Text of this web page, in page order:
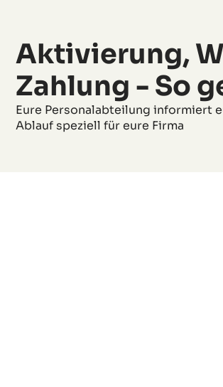
Aktivierung,
Zahlung - So
Eure Personalabteilung informiert
Ablauf speziell für eure Firma